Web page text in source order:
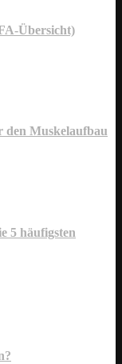
Übersicht)
den Muskelaufbau
5 häufigsten